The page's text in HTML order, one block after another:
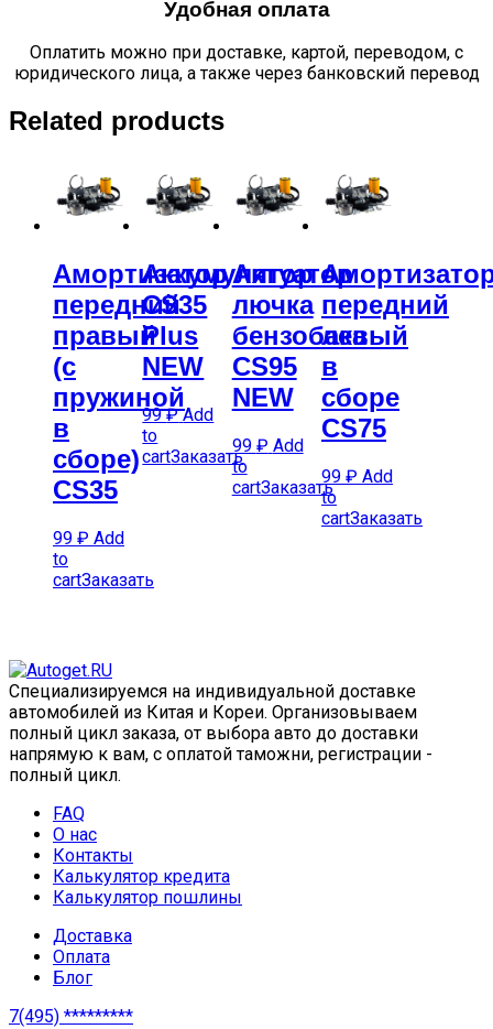
Удобная оплата
Оплатить можно при доставке, картой, переводом, с
юридического лица, а также через банковский перевод
Related products
Амортизатор
передний
правый
(с
пружиной
в
сборе)
CS35
99 ₽ Add
to
cartЗаказать
Аккумулятор
CS35
Plus
NEW
99₽ Add
to
cartЗаказать
Актуатор
лючка
бензобака
CS95
NEW
99 ₽ Add
to
cartЗаказать
передний
левый
в
сборе
CS75
99 ₽ Add
to
cartЗаказать
Специализируемся на индивидуальной доставке
автомобилей из Китая и Кореи. Организовываем
полный цикл заказа, от выбора авто до доставки
напрямую к вам, с оплатой таможни, регистрации -
полный цикл.
FAQ
О нас
Контакты
Калькулятор кредита
Калькулятор пошлины
Доставка
Оплата
Блог
7(495) *********